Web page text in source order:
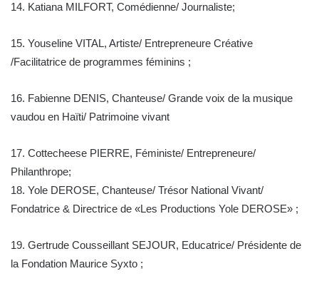
14. Katiana MILFORT, Comédienne/ Journaliste;
15. Youseline VITAL, Artiste/ Entrepreneure Créative
/Facilitatrice de programmes féminins ;
16. Fabienne DENIS, Chanteuse/ Grande voix de la musique
vaudou en Haïti/ Patrimoine vivant
17. Cottecheese PIERRE, Féministe/ Entrepreneure/
Philanthrope;
18. Yole DEROSE, Chanteuse/ Trésor National Vivant/
Fondatrice & Directrice de «Les Productions Yole DEROSE» ;
19. Gertrude Cousseillant SEJOUR, Educatrice/ Présidente de
la Fondation Maurice Syxto ;